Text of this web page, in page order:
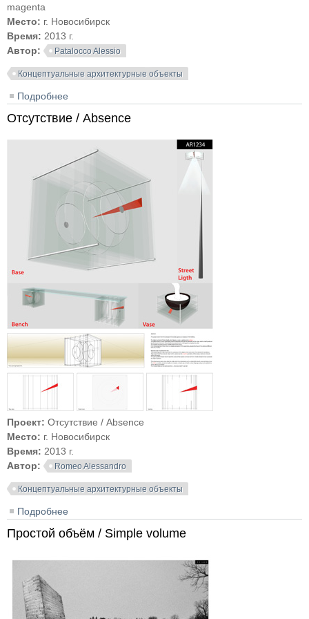
magenta
Место: г. Новосибирск
Время: 2013 г.
Автор:
Patalocco Alessio
Концептуальные архитектурные объекты
Подробнее
Отсутствие / Absence
Проект: Отсутствие / Absence
Место: г. Новосибирск
Время: 2013 г.
Автор:
Romeo Alessandro
Концептуальные архитектурные объекты
Подробнее
Простой объём / Simple volume